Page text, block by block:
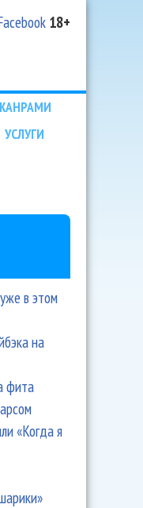
18+
УСЛУГИ
в этом
на
фита
«Когда я